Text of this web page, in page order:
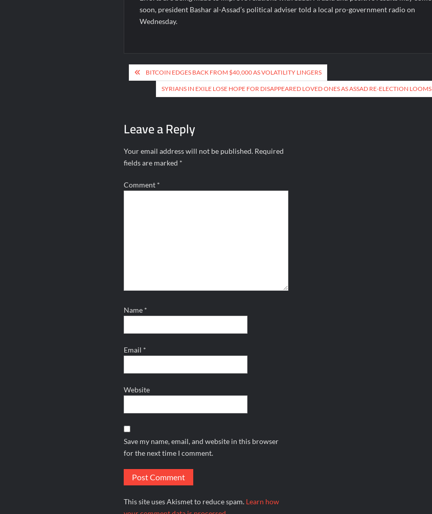
soon, president Bashar al-Assad’s political adviser told a local pro-government radio on
Wednesday.
Post
navigation
BITCOIN EDGES BACK FROM $40,000 AS VOLATILITY LINGERS
SYRIANS IN EXILE LOSE HOPE FOR DISAPPEARED LOVED ONES AS ASSAD RE-ELECTION LOOMS
Leave a Reply
Your email address will not be published. Required
fields are marked *
Comment *
Name *
Email *
Website
Save my name, email, and website in this browser
for the next time I comment.
This site uses Akismet to reduce spam. Learn how